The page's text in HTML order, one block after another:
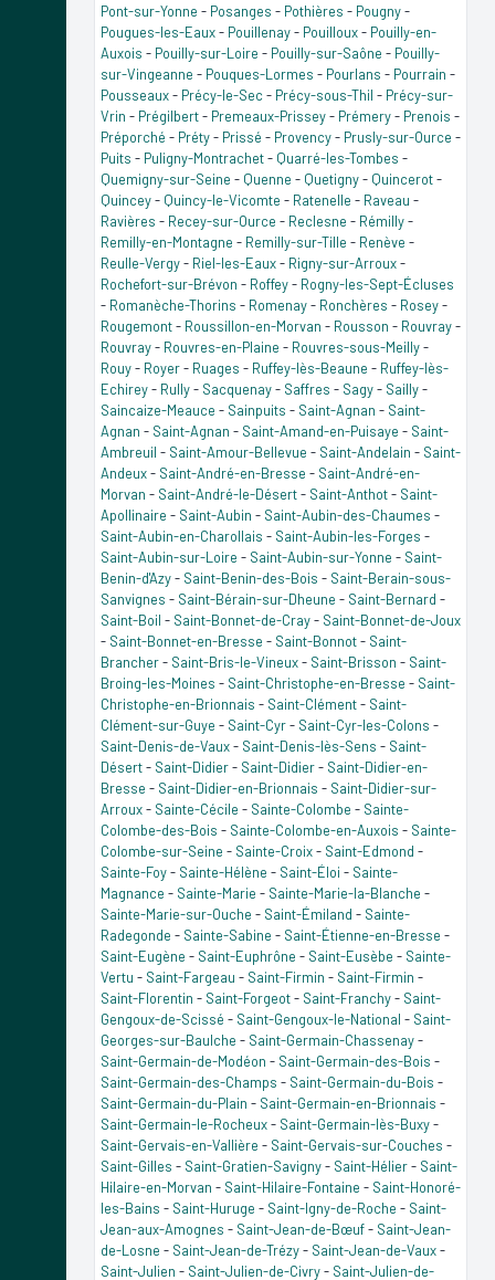
Pont-sur-Yonne - Posanges - Pothières - Pougny-
Pougues-les-Eaux- Pouillenay- Pouilloux- Pouilly-en-
Auxois - Pouilly-sur-Loire - Pouilly-sur-Saône - Pouilly-
sur-Vingeanne - Pouques-Lormes - Pourlans - Pourrain -
Pousseaux- Précy-le-Sec - Précy-sous-Thil - Précy-sur-
Vrin - Prégilbert- Premeaux-Prissey- Prémery- Prenois -
Préporché - Préty- Prissé - Provency- Prusly-sur-Ource -
Puits - Puligny-Montrachet- Quarré-les-Tombes -
Quemigny-sur-Seine - Quenne - Quetigny- Quincerot-
Quincey- Quincy-le-Vicomte - Ratenelle - Raveau -
Ravières - Recey-sur-Ource - Reclesne - Rémilly-
Remilly-en-Montagne - Remilly-sur-Tille - Renève -
Reulle-Vergy- Riel-les-Eaux- Rigny-sur-Arroux-
Rochefort-sur-Brévon - Roffey- Rogny-les-Sept-Écluses
- Romanèche-Thorins - Romenay- Ronchères - Rosey-
Rougemont- Roussillon-en-Morvan - Rousson - Rouvray-
Rouvray- Rouvres-en-Plaine - Rouvres-sous-Meilly-
Rouy- Royer- Ruages - Ruffey-lès-Beaune - Ruffey-lès-
Echirey- Rully- Sacquenay- Saffres - Sagy- Sailly-
Saincaize-Meauce - Sainpuits - Saint-Agnan - Saint-
Agnan - Saint-Agnan - Saint-Amand-en-Puisaye - Saint-
Ambreuil - Saint-Amour-Bellevue - Saint-Andelain - Saint-
Andeux- Saint-André-en-Bresse - Saint-André-en-
Morvan - Saint-André-le-Désert- Saint-Anthot- Saint-
Apollinaire - Saint-Aubin - Saint-Aubin-des-Chaumes -
Saint-Aubin-en-Charollais - Saint-Aubin-les-Forges -
Saint-Aubin-sur-Loire - Saint-Aubin-sur-Yonne - Saint-
Benin-d'Azy- Saint-Benin-des-Bois - Saint-Berain-sous-
Sanvignes - Saint-Bérain-sur-Dheune - Saint-Bernard -
Saint-Boil - Saint-Bonnet-de-Cray- Saint-Bonnet-de-Joux
- Saint-Bonnet-en-Bresse - Saint-Bonnot- Saint-
Brancher- Saint-Bris-le-Vineux- Saint-Brisson - Saint-
Broing-les-Moines - Saint-Christophe-en-Bresse - Saint-
Christophe-en-Brionnais - Saint-Clément- Saint-
Clément-sur-Guye - Saint-Cyr- Saint-Cyr-les-Colons -
Saint-Denis-de-Vaux- Saint-Denis-lès-Sens - Saint-
Désert- Saint-Didier- Saint-Didier- Saint-Didier-en-
Bresse - Saint-Didier-en-Brionnais - Saint-Didier-sur-
Arroux- Sainte-Cécile - Sainte-Colombe - Sainte-
Colombe-des-Bois - Sainte-Colombe-en-Auxois - Sainte-
Colombe-sur-Seine - Sainte-Croix- Saint-Edmond -
Sainte-Foy- Sainte-Hélène - Saint-Éloi - Sainte-
Magnance - Sainte-Marie - Sainte-Marie-la-Blanche -
Sainte-Marie-sur-Ouche - Saint-Émiland - Sainte-
Radegonde - Sainte-Sabine - Saint-Étienne-en-Bresse -
Saint-Eugène - Saint-Euphrône - Saint-Eusèbe - Sainte-
Vertu - Saint-Fargeau - Saint-Firmin - Saint-Firmin -
Saint-Florentin - Saint-Forgeot- Saint-Franchy- Saint-
Gengoux-de-Scissé - Saint-Gengoux-le-National - Saint-
Georges-sur-Baulche - Saint-Germain-Chassenay-
Saint-Germain-de-Modéon - Saint-Germain-des-Bois -
Saint-Germain-des-Champs - Saint-Germain-du-Bois -
Saint-Germain-du-Plain - Saint-Germain-en-Brionnais -
Saint-Germain-le-Rocheux- Saint-Germain-lès-Buxy-
Saint-Gervais-en-Vallière - Saint-Gervais-sur-Couches -
Saint-Gilles - Saint-Gratien-Savigny- Saint-Hélier- Saint-
Hilaire-en-Morvan - Saint-Hilaire-Fontaine - Saint-Honoré-
les-Bains - Saint-Huruge - Saint-Igny-de-Roche - Saint-
Jean-aux-Amognes - Saint-Jean-de-Bœuf- Saint-Jean-
de-Losne - Saint-Jean-de-Trézy- Saint-Jean-de-Vaux-
Saint-Julien - Saint-Julien-de-Civry- Saint-Julien-de-